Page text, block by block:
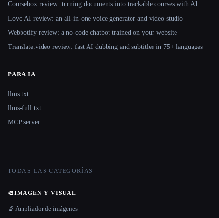
Coursebox review: turning documents into trackable courses with AI
Lovo AI review: an all-in-one voice generator and video studio
Webbotify review: a no-code chatbot trained on your website
Translate.video review: fast AI dubbing and subtitles in 75+ languages
PARA IA
llms.txt
llms-full.txt
MCP server
TODAS LAS CATEGORÍAS
🎨IMAGEN Y VISUAL
🔬 Ampliador de imágenes